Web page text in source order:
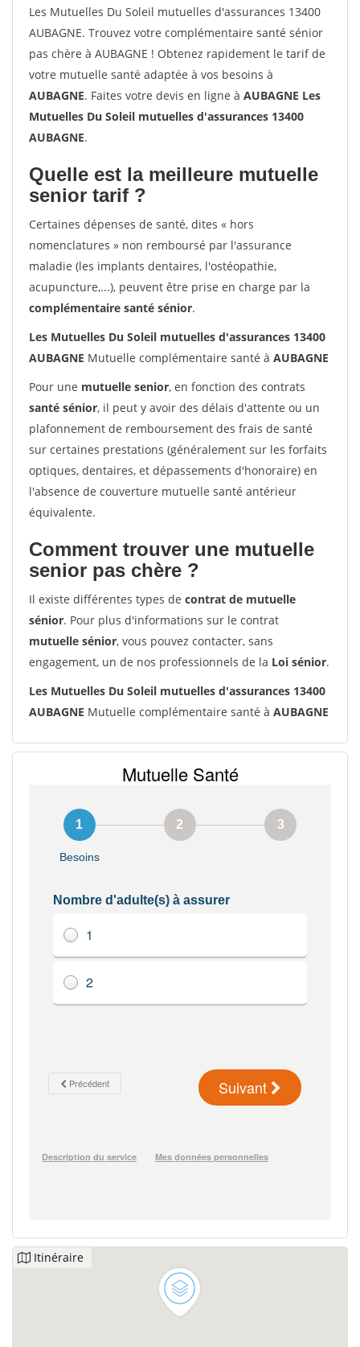
Les Mutuelles Du Soleil mutuelles d'assurances 13400
AUBAGNE. Trouvez votre complémentaire santé sénior
pas chère à AUBAGNE ! Obtenez rapidement le tarif de
votre mutuelle santé adaptée à vos besoins à
AUBAGNE. Faites votre devis en ligne à AUBAGNE Les
Mutuelles Du Soleil mutuelles d'assurances 13400
AUBAGNE.
Quelle est la meilleure mutuelle
senior tarif ?
Certaines dépenses de santé, dites « hors
nomenclatures » non remboursé par l'assurance
maladie (les implants dentaires, l'ostéopathie,
acupuncture,...), peuvent être prise en charge par la
complémentaire santé sénior.
Les Mutuelles Du Soleil mutuelles d'assurances 13400
AUBAGNE Mutuelle complémentaire santé à AUBAGNE
Pour une mutuelle senior, en fonction des contrats
santé sénior, il peut y avoir des délais d'attente ou un
plafonnement de remboursement des frais de santé
sur certaines prestations (généralement sur les forfaits
optiques, dentaires, et dépassements d'honoraire) en
l'absence de couverture mutuelle santé antérieur
équivalente.
Comment trouver une mutuelle
senior pas chère ?
Il existe différentes types de contrat de mutuelle
sénior. Pour plus d'informations sur le contrat
mutuelle sénior, vous pouvez contacter, sans
engagement, un de nos professionnels de la Loi sénior.
Les Mutuelles Du Soleil mutuelles d'assurances 13400
AUBAGNE Mutuelle complémentaire santé à AUBAGNE
Itinéraire